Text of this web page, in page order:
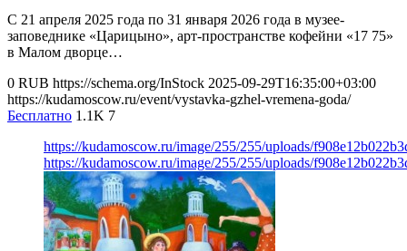
С 21 апреля 2025 года по 31 января 2026 года в музее-
заповеднике «Царицыно», арт-пространстве кофейни «17 75»
в Малом дворце…
0 RUB https://schema.org/InStock 2025-09-29T16:35:00+03:00
https://kudamoscow.ru/event/vystavka-gzhel-vremena-goda/
Бесплатно 1.1K 7
https://kudamoscow.ru/image/255/255/uploads/
https://kudamoscow.ru/image/255/255/uploads/